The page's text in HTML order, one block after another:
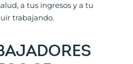
a tus ingresos y a tu
trabajando.